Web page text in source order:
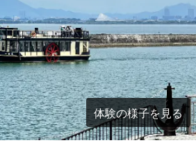
体験の様子を見る